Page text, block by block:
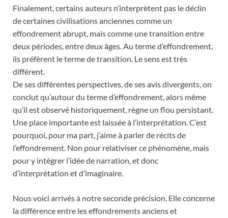
Finalement, certains auteurs n’interprètent pas le déclin
de certaines civilisations anciennes comme un
effondrement abrupt, mais comme une transition entre
deux périodes, entre deux âges. Au terme d’effondrement,
ils préfèrent le terme de transition. Le sens est très
différent.
De ses différentes perspectives, de ses avis divergents, on
conclut qu’autour du terme d’effondrement, alors même
qu’il est observé historiquement, règne un flou persistant.
Une place importante est laissée à l’interprétation. C’est
pourquoi, pour ma part, j’aime à parler de récits de
l’effondrement. Non pour relativiser ce phénomène, mais
pour y intégrer l’idée de narration, et donc
d’interprétation et d’imaginaire.
Nous voici arrivés à notre seconde précision. Elle concerne
la différence entre les effondrements anciens et